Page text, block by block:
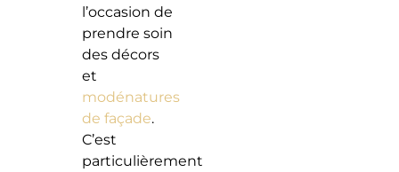
l’occasion de
prendre soin
des décors
et
modénatures
de façade.
C’est
particulièrement